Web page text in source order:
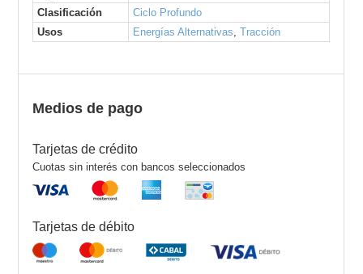
Clasificación
Ciclo Profundo
Usos
Energías Alternativas Tracción
Medios de pago
Tarjetas de crédito
Cuotas sin interés con bancos seleccionados
Tarjetas de débito